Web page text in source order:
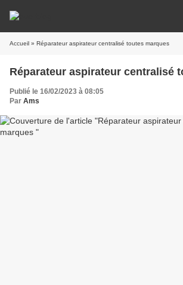
Accueil » Réparateur aspirateur centralisé toutes marques
Réparateur aspirateur centralisé
Publié le 16/02/2023 à 08:05
Par Ams